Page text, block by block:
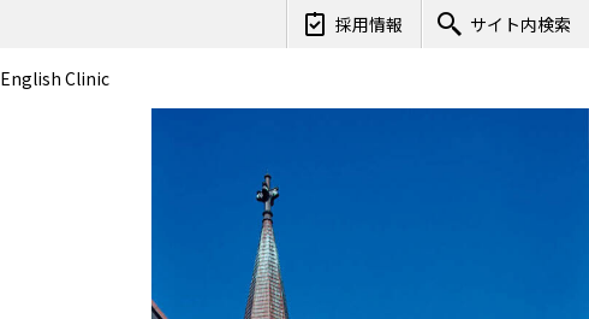
採用情報 サイト内検索
English Clinic